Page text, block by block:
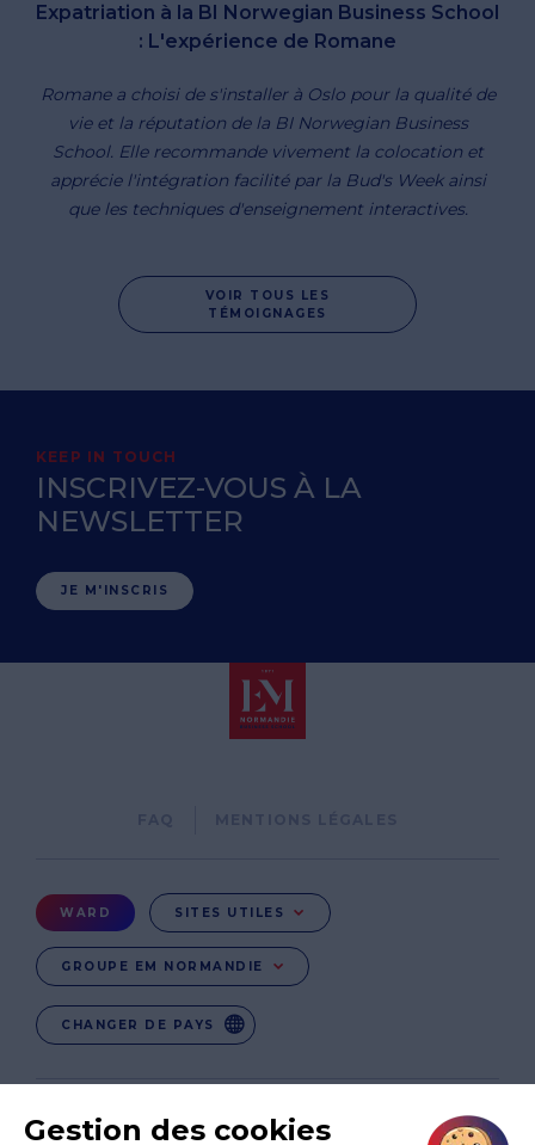
VOIR TOUS LES
TÉMOIGNAGES
Expatriation à la BI Norwegian Business School
: L'expérience de Romane
Romane a choisi de s'installer à Oslo pour la qualité de
vie et la réputation de la BI Norwegian Business
School. Elle recommande vivement la colocation et
apprécie l'intégration facilité par la Bud's Week ainsi
que les techniques d'enseignement interactives.
KEEP IN TOUCH
INSCRIVEZ-VOUS À LA
NEWSLETTER
JE M'INSCRIS
Menu
Ward
WARD SITES UTILES
GROUPE EM NORMANDIE
CHANGER DE PAYS
EN-IE
CO-UK